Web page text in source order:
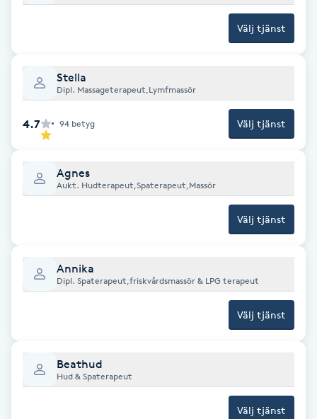
Funktionsanalys
Föning
Gelenaglar
Gellack
Gellack med förstärkning
Välj tjänst
Stella
Dipl. Massageterapeut,Lymfmassör
4.7 94 betyg Välj tjänst
Agnes
Aukt. Hudterapeut,Spaterapeut,Massör
Välj tjänst
Annika
Dipl. Spaterapeut,friskvårdsmassör & LPG terapeut
Välj tjänst
Beathud
Hud & Spaterapeut
Välj tjänst